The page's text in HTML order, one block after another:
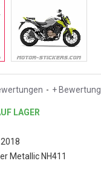
LAGER
Metallic NH411
- + Bewertung